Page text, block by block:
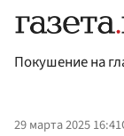
Покушение на
29 марта 2025 16:41